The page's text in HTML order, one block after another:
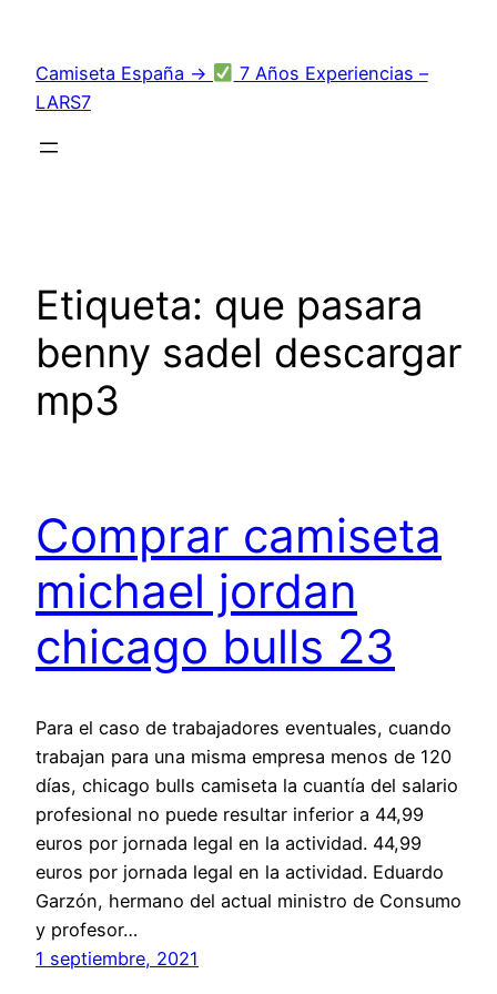
contenido
Camiseta España →
7 Años Experiencias –
LARS7
Etiqueta: que pasara
benny sadel descargar
mp3
Comprar camiseta
michael jordan
chicago bulls 23
Para el caso de trabajadores eventuales, cuando
trabajan para una misma empresa menos de 120
días, chicago bulls camiseta la cuantía del salario
profesional no puede resultar inferior a 44,99
euros por jornada legal en la actividad. 44,99
euros por jornada legal en la actividad. Eduardo
Garzón, hermano del actual ministro de Consumo
y profesor…
1 septiembre, 2021